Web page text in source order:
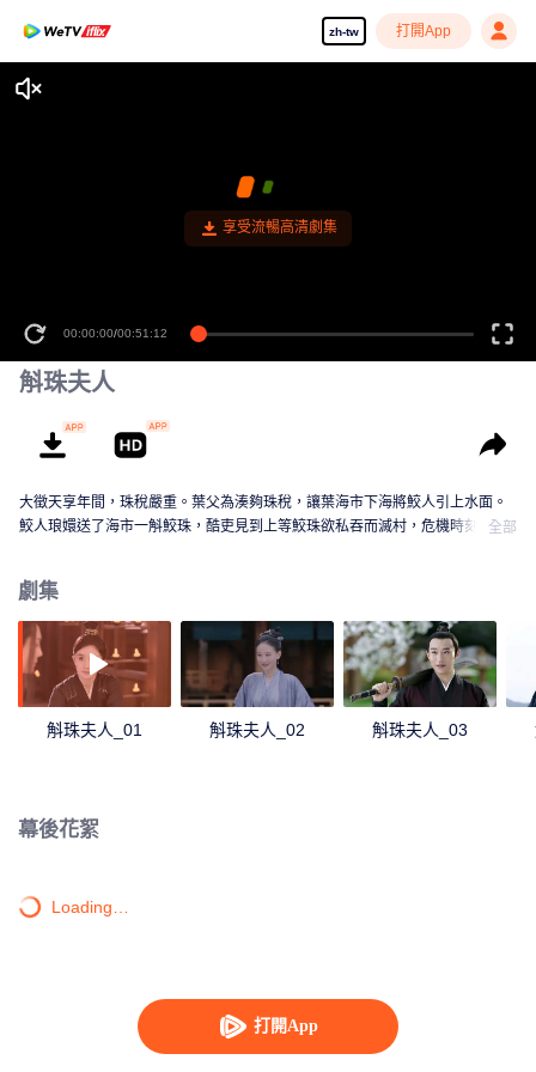
zh-tw 打開App
打開App
享受流暢高清劇集
00:00:00/00:51:12
斛珠夫人
大徵天享年間，珠稅嚴重。葉父為湊夠珠稅，讓葉海市下海將鮫人引上水面。
鮫人琅嬛送了海市一斛鮫珠，酷吏見到上等鮫珠欲私吞而滅村，危機時刻，葉
和平，履立戰功。又因為與方諸經歷諸多生死關頭而產生情愫，方諸卻因對帝
旭和大徵的守護使命無法迴應。而後，方諸為保護方海市被迫拆穿其女子身
份，將其送到帝旭身邊，三人之間情感糾葛不斷。
全部
劇集
斛珠夫人_01 斛珠夫人_02 斛珠夫人_03
幕後花絮
Loading…